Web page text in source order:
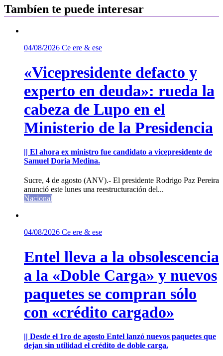
entradas
Tambíen te puede interesar
04/08/2026 Ce ere & ese
«Vicepresidente defacto y
experto en deuda»: rueda la
cabeza de Lupo en el
Ministerio de la Presidencia
|| El ahora ex ministro fue candidato a vicepresidente de
Samuel Doria Medina.
Sucre, 4 de agosto (ANV).- El presidente Rodrigo Paz Pereira
anunció este lunes una reestructuración del...
Nacional
04/08/2026 Ce ere & ese
Entel lleva a la obsolescencia
a la «Doble Carga» y nuevos
paquetes se compran sólo
con «crédito cargado»
|| Desde el 1ro de agosto Entel lanzó nuevos paquetes que
dejan sin utilidad el crédito de doble carga.